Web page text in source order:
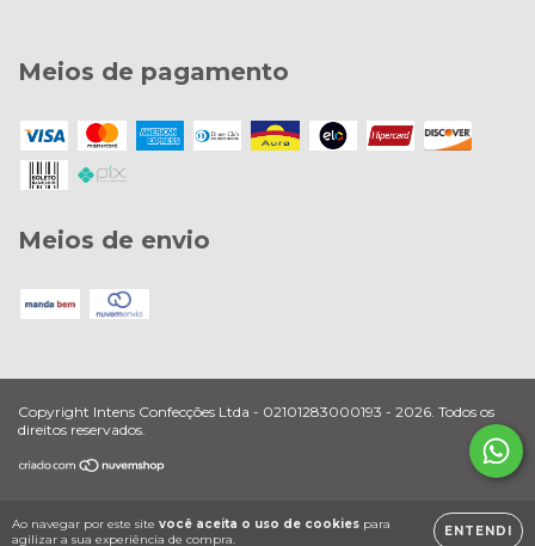
Ao navegar por este site você aceita o uso de cookies para
agilizar a sua experiência de compra.
ENTENDI
Meios de pagamento
Meios de envio
Copyright Intens Confecções Ltda - 02101283000193 - 2026. Todos os
direitos reservados.